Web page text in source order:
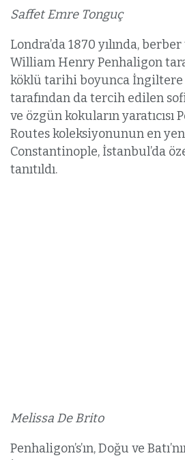
Saffet Emre Tonguç
Londra’da 1870 yılında,
William Henry Penhaligon
köklü tarihi boyunca
tarafından da tercih edilen
ve özgün kokuların yaratıcısı
Routes koleksiyonunun en
Constantinople, İstanbul’da
tanıtıldı.
Melissa De Brito
Penhaligon’s’ın, Doğu ve